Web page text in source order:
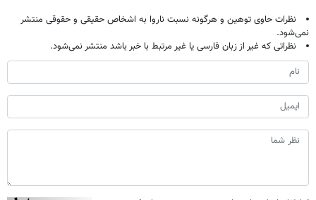
نظرات حاوی توهین و هرگونه نسبت ناروا به اشخاص حقیقی و حقوقی منتشر
نمی‌شود.
نظراتی که غیر از زبان فارسی یا غیر مرتبط با خبر باشد منتشر نمی‌شود.